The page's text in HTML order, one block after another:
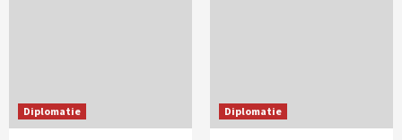
Diplomatie Diplomatie